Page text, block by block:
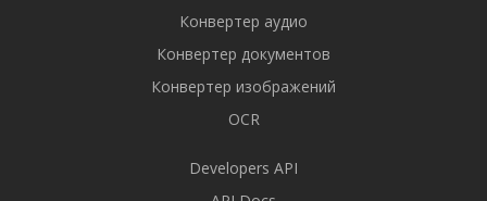
Конвертер аудио
Конвертер документов
Конвертер изображений
OCR
Developers API